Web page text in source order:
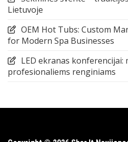
Lietuvoje
OEM Hot Tubs: Custom
for Modern Spa Businesses
LED ekranas
profesionaliems renginiams